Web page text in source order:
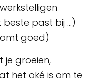
beste past bij …)
goed)
je groeien,
het oké is om te